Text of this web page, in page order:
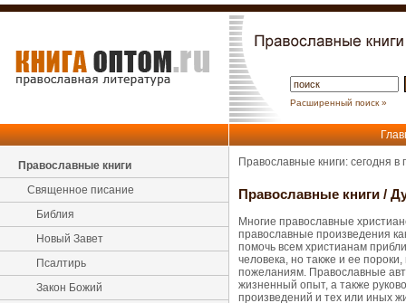
Расширенный поиск »
Православные книги
Священное писание
Библия
Новый Завет
Псалтирь
Закон Божий
Православные книги: сегодня
Православные книги /
Многие православные
православные произведения
помочь всем христианам
человека, но также и ее
пожеланиям. Православные
жизненный опыт, а также
произведений и тех или иных